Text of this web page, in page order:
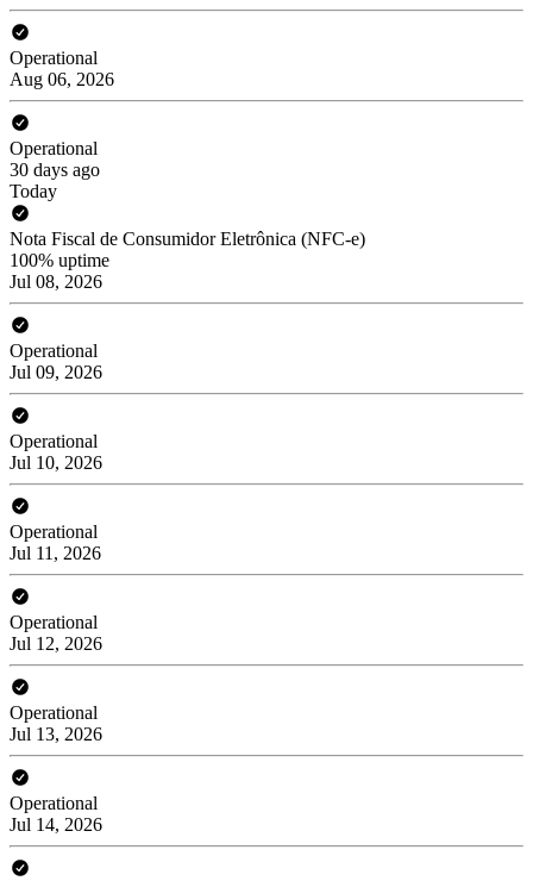
Operational
Aug 06, 2026
Operational
30 days ago
Today
Nota Fiscal de Consumidor Eletrônica (NFC-e)
100% uptime
Jul 08, 2026
Operational
Jul 09, 2026
Operational
Jul 10, 2026
Operational
Jul 11, 2026
Operational
Jul 12, 2026
Operational
Jul 13, 2026
Operational
Jul 14, 2026